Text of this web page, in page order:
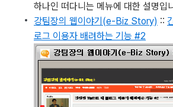
하나인 떠다니는 메뉴에 대한 설명입
강팀장의 웹이야기(e-Biz Story) ::
로그 이용자 배려하는 기능 #2